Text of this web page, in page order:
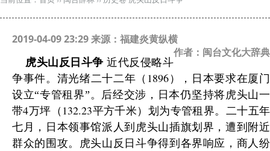
2019-04-09 23:29 来源：福建炎黄纵横
作者：闽台文化大辞典
虎头山反日斗争近代反侵略斗
争事件。清光绪二十二年（ 1896 ），日本要求在厦门
设立“专管租界”。后经交涉，日本仍坚持将虎头山一
带4万坪（ 132.23平方千米）划为专管租界。二十五年
七月，日本领事馆派人到虎头山插旗划界，遭到附近
群众的围攻。虎头山反日斗争得到各界响应，商人纷